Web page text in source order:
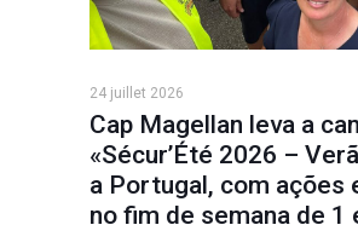
24 juillet 2026
Cap Magellan leva a
«Sécur’Été 2026 –
a Portugal, com ações
no fim de semana de 1